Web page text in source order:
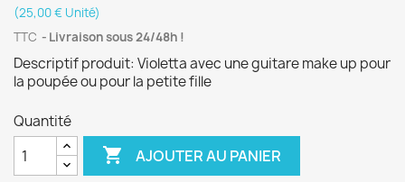
(25,00 € Unité)
TTC
Livraison sous 24/48h !
Descriptif produit: Violetta avec une guitare make up pour
la poupée ou pour la petite fille
Quantité
 AJOUTER AU PANIER